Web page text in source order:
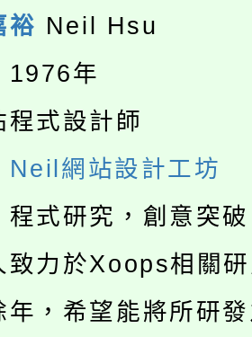
惠，詳情可洽有
增能研習
造教育及科技中
研習
生活教案入校路
農教育專業人
祭」8/29、30在
登場!
午1時於龍潭區
動。桃局內行報名
至27日，桃園電
裕 Neil Hsu
1976年
程式設計師
Neil網站設計工坊
程式研究，創意突
致力於Xoops相關
年，希望能將所研